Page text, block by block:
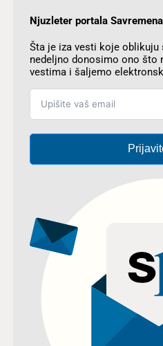
Njuzleter portala
Šta je iza vesti koje oblikuju
nedeljno donosimo ono što
vestima i šaljemo